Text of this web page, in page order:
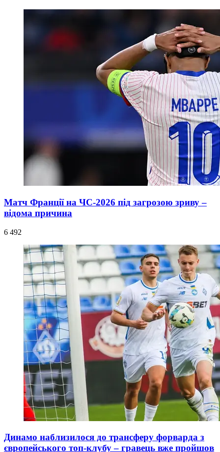
Матч Франції на ЧС-2026 під загрозою зриву –
відома причина
6 492
Динамо наблизилося до трансферу форварда з
європейського топ-клубу – гравець вже пройшов